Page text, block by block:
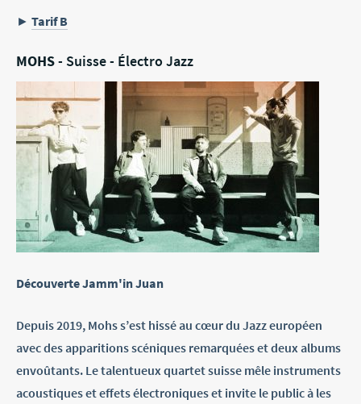
► Tarif B
MOHS- Suisse - Électro Jazz
Découverte Jamm'in Juan
Depuis 2019, Mohs s’est hissé au cœur du Jazz européen
avec des apparitions scéniques remarquées et deux albums
envoûtants. Le talentueux quartet suisse mêle instruments
acoustiques et effets électroniques et invite le public à les